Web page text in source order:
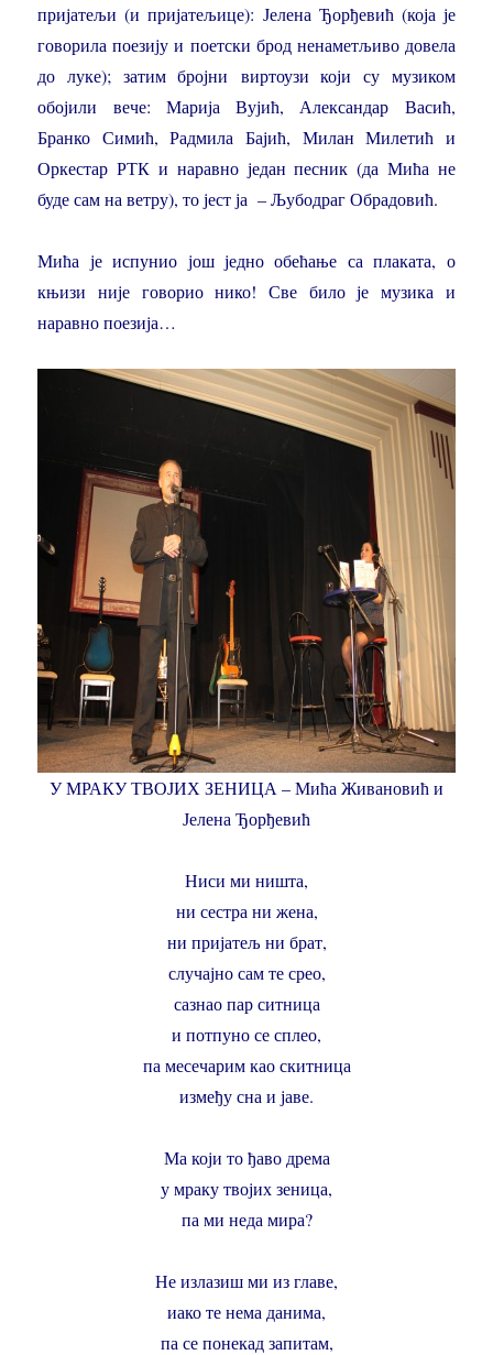
пријатељи (и пријатељице): Јелена Ђорђевић (која је
говорила поезију и поетски брод ненаметљиво довела
до луке); затим бројни виртоузи који су музиком
обојили вече: Марија Вујић, Александар Васић,
Бранко Симић, Радмила Бајић, Милан Милетић и
Оркестар РТК и наравно један песник (да Мића не
буде сам на ветру), то јест ја – Љубодраг Обрадовић.
Мића је испунио још једно обећање са плаката, о
књизи није говорио нико! Све било је музика и
наравно поезија…
У МРАКУ ТВОЈИХ ЗЕНИЦА – Мића Живановић и
Јелена Ђорђевић
Ниси ми ништа,
ни сестра ни жена,
ни пријатељ ни брат,
случајно сам те срео,
сазнао пар ситница
и потпуно се сплео,
па месечарим као скитница
између сна и јаве.
Ма који то ђаво дрема
у мраку твојих зеница,
па ми неда мира?
Не излазиш ми из главе,
иако те нема данима,
па се понекад запитам,